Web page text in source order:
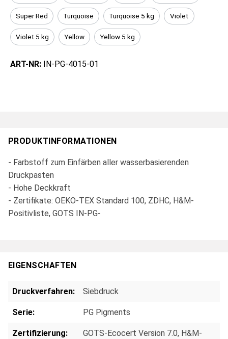
Super Red Turquoise Turquoise 5 kg Violet
Violet 5 kg Yellow Yellow 5 kg
ART-NR: IN-PG-4015-01
PRODUKTINFORMATIONEN
- Farbstoff zum Einfärben aller wasserbasierenden
Druckpasten
- Hohe Deckkraft
- Zertifikate: OEKO-TEX Standard 100, ZDHC, H&M-
Positivliste, GOTS IN-PG-
EIGENSCHAFTEN
Druckverfahren: Siebdruck
Serie: PG Pigments
Zertifizierung:
GOTS-Ecocert Version 7.0, H&M-